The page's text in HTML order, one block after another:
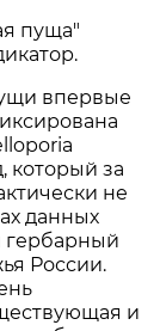
пуща"
впервые
который за
не
данных
гербарный
России.
и